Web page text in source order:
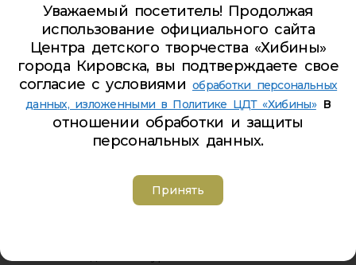
отправить:
тезисы выступления
презентационные материалы (при наличии)
заявку участника
согласие на обработку персональных данных
Все документы принимаются до 17 ноября на
электронную почту:
rmc@laplandiya.org
Уважаемый посетитель! Продолжая
использование официального сайта
Центра детского творчества «Хибины»
города Кировска, вы подтверждаете свое
согласие с условиями обработки персональных
данных, изложенными в Политике ЦДТ «Хибины»в
отношении обработки и защиты
персональных данных.
Принять